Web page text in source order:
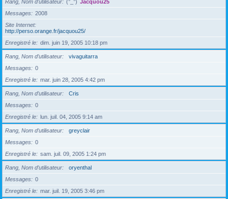
Rang, Nom d’utilisateur (°_°) Jacquou25
Messages
2008
Site Internet
http://perso.orange.fr/jacquou25/
Enregistré le
dim. juin 19, 2005 10:18 pm
Rang, Nom d’utilisateur
vivaguitarra
Messages
0
Enregistré le
mar. juin 28, 2005 4:42 pm
Rang, Nom d’utilisateur
Cris
Messages
0
Enregistré le
lun. juil. 04, 2005 9:14 am
Rang, Nom d’utilisateur
greyclair
Messages
0
Enregistré le
sam. juil. 09, 2005 1:24 pm
Rang, Nom d’utilisateur
oryenthal
Messages
0
Enregistré le
mar. juil. 19, 2005 3:46 pm